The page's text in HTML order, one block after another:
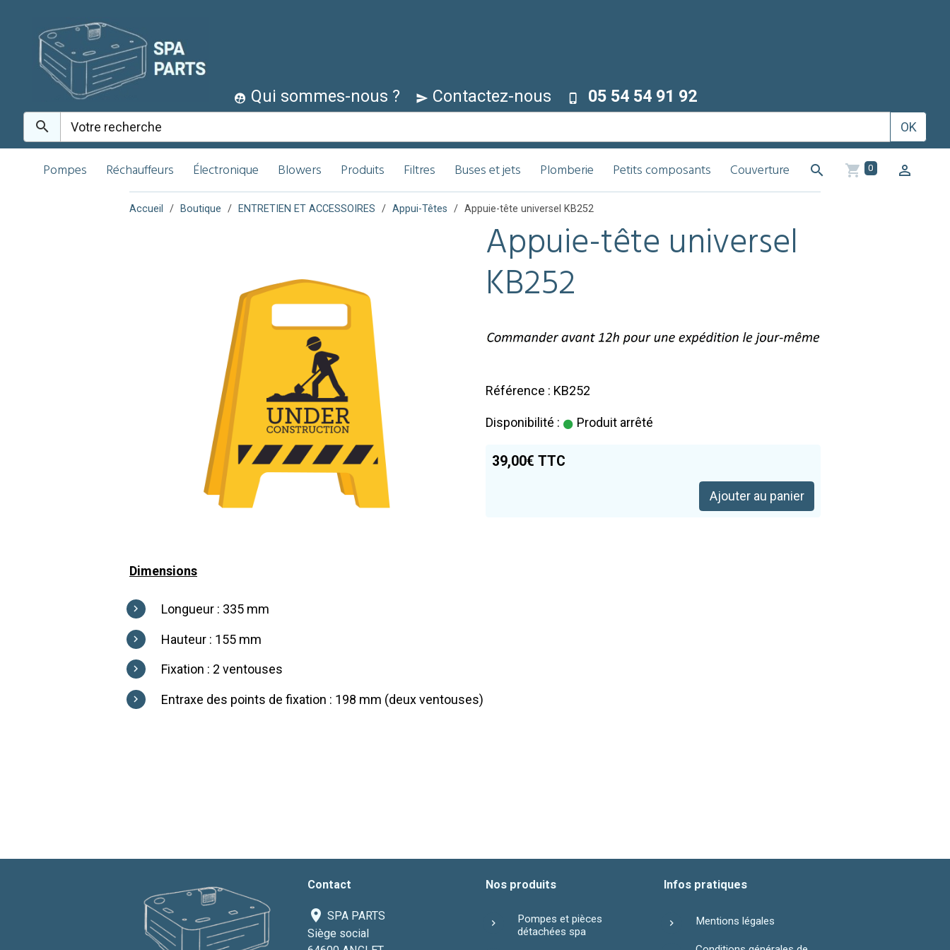
Qui sommes-nous ? Contactez-nous 05 54 54 91 92
OK
Pompes Réchauffeurs Électronique Blowers Produits Filtres Buses et jets Plomberie Petits composants Couverture 0
Accueil Boutique ENTRETIEN ET ACCESSOIRES Appui-Têtes Appuie-tête universel KB252
Appuie-tête universel
KB252
Référence : KB252
Disponibilité : Produit arrêté
39,00€ TTC
Ajouter au panier
Dimensions
Longueur : 335 mm
Hauteur : 155 mm
Fixation : 2 ventouses
Entraxe des points de fixation : 198 mm (deux ventouses)
Contact
SPA PARTS
Siège social
Nos produits
Pompes et pièces
détachées spa
Infos pratiques
Mentions légales